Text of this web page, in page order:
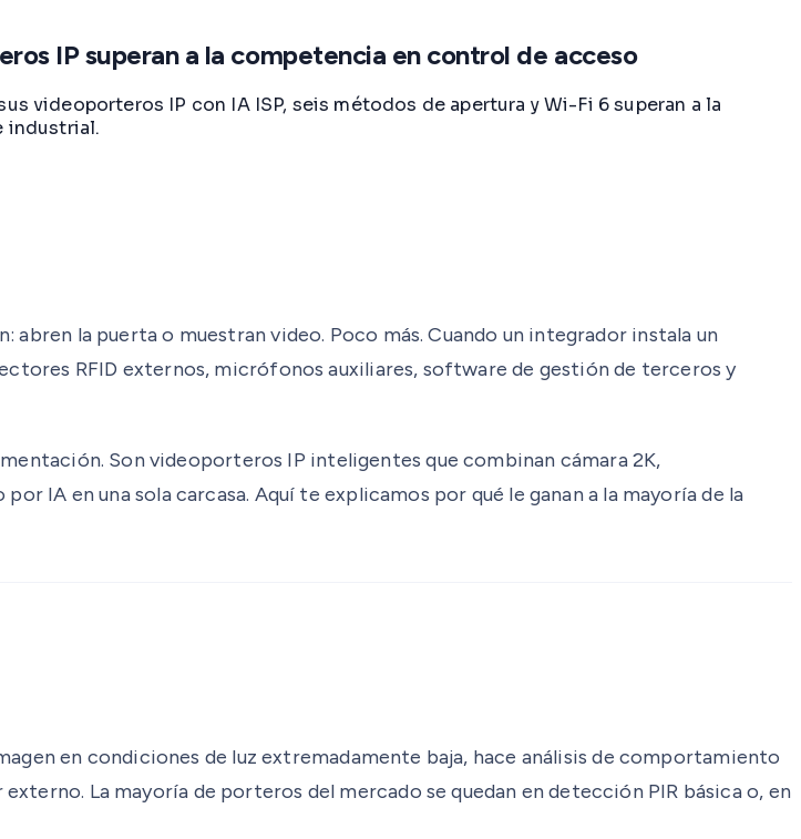
IP superan a la competencia en control de acceso
videoporteros IP con IA ISP, seis métodos de apertura y Wi-Fi 6 superan a la
industrial.
la puerta o muestran video. Poco más. Cuando un integrador instala un
RFID externos, micrófonos auxiliares, software de gestión de terceros y
Son videoporteros IP inteligentes que combinan cámara 2K,
IA en una sola carcasa. Aquí te explicamos por qué le ganan a la mayoría de la
en condiciones de luz extremadamente baja, hace análisis de comportamiento
La mayoría de porteros del mercado se quedan en detección PIR básica o, en